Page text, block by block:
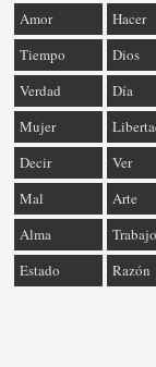
Amor
Hacer
Tiempo
Dios
Verdad
Día
Mujer
Decir
Ver
Mal
Arte
Alma
Trabajo
Estado
Razón